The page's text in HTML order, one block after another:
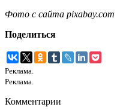
Фото с сайта pixabay.com
Поделиться
Реклама.
Реклама.
Комментарии